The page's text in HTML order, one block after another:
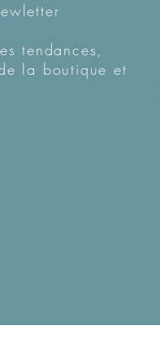
tendances,
la boutique et